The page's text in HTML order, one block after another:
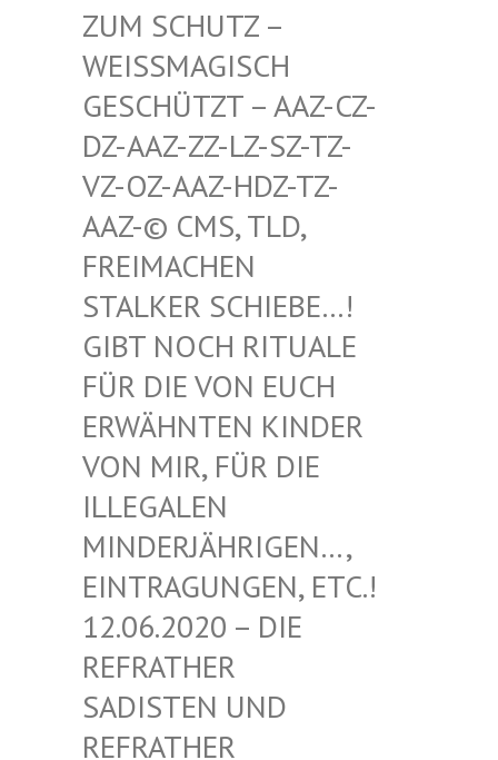
UM SCHUTZ – W
EISSMAGISCH GE
SCHÜTZT – AAZ-CZ-DZ
-AAZ-ZZ-LZ-SZ-TZ-VZ
-OZ-AAZ-HDZ-TZ-AA
Z-© CMS, TLD, FR
EIMACHEN ST
ALKER SCHIEBE…! GI
BT NOCH RITUALE FÜ
R DIE VON EUCH ER
WÄHNTEN KINDER VO
N MIR, FÜR DIE IL
LEGALEN MI
NDERJÄHRIGEN…, EI
NTRAGUNGEN, ETC.! 12
.06.2020 – DIE RE
FRATHER SA
DISTEN UND RE
FRATHER SA